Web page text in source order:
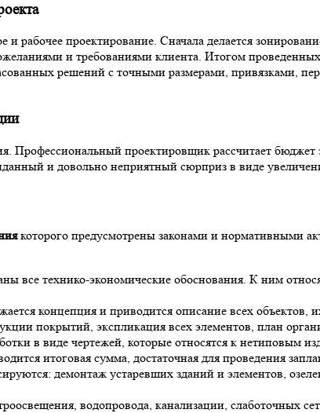
и рабочее проектирование. Сначала делается
и требованиями клиента. Итогом
решений с точными размерами,
Профессиональный проектировщик рассчитает бюджет
и довольно неприятный сюрприз в виде
которого предусмотрены законами и нормативными
все технико-экономические обоснования. К ним
концепция и приводится описание всех объектов,
покрытий, экспликация всех элементов, план
в виде чертежей, которые относятся к нетиповым
итоговая сумма, достаточная для проведения
демонтаж устаревших зданий и элементов,
водопровода, канализации, слаботочных